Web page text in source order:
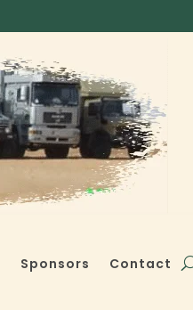
Sponsors Contact